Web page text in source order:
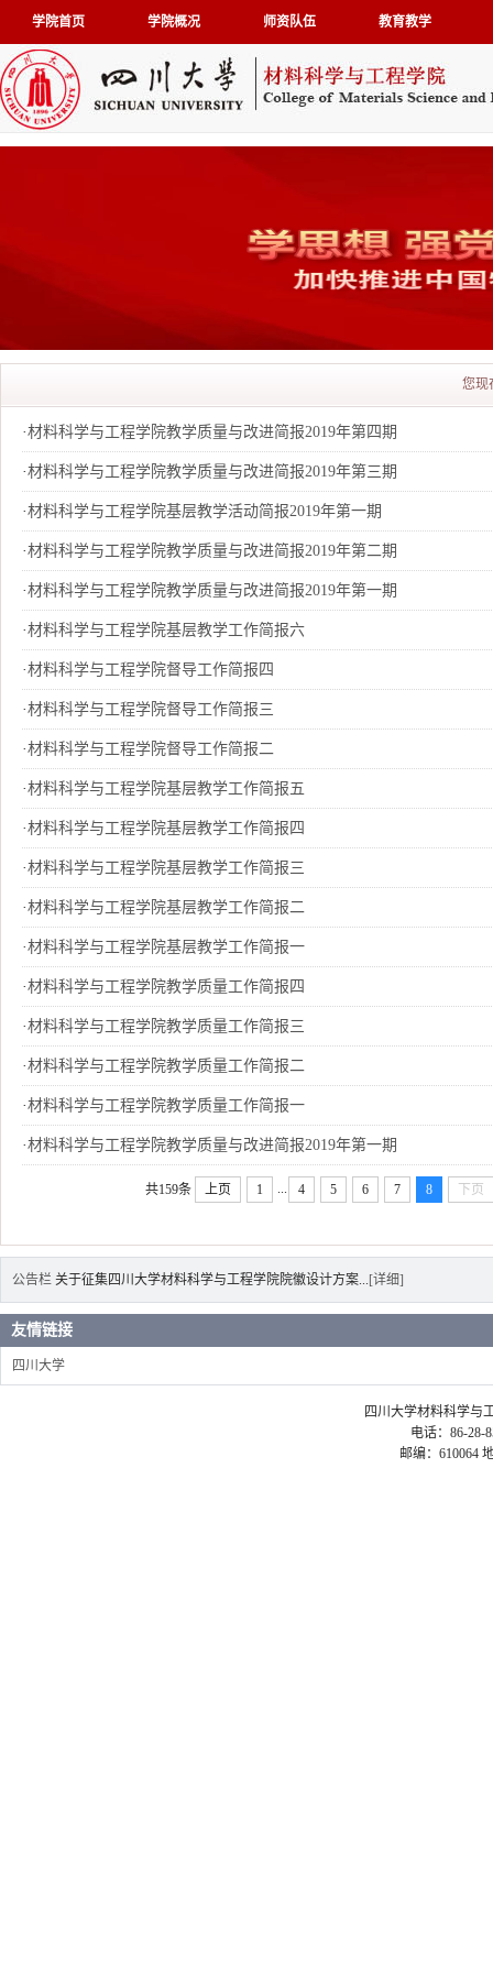
学院首页 学院概况 师资队伍 教育教学
您现
·材料科学与工程学院教学质量与改进简报2019年第四期
·材料科学与工程学院教学质量与改进简报2019年第三期
·材料科学与工程学院基层教学活动简报2019年第一期
·材料科学与工程学院教学质量与改进简报2019年第二期
·材料科学与工程学院教学质量与改进简报2019年第一期
·材料科学与工程学院基层教学工作简报六
·材料科学与工程学院督导工作简报四
·材料科学与工程学院督导工作简报三
·材料科学与工程学院督导工作简报二
·材料科学与工程学院基层教学工作简报五
·材料科学与工程学院基层教学工作简报四
·材料科学与工程学院基层教学工作简报三
·材料科学与工程学院基层教学工作简报二
·材料科学与工程学院基层教学工作简报一
·材料科学与工程学院教学质量工作简报四
·材料科学与工程学院教学质量工作简报三
·材料科学与工程学院教学质量工作简报二
·材料科学与工程学院教学质量工作简报一
·材料科学与工程学院教学质量与改进简报2019年第一期
共159条 上页 1 4 5 6 7 8 下页
公告栏 关于征集四川大学材料科学与工程学院院徽设计方案... [详细]
友情链接
四川大学
四川大学材料科学与
电话：86-28-
邮编：610064